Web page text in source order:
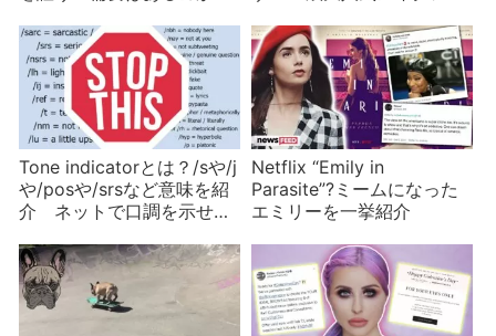
これまでの苦労は？
Tone indicatorとは？/sや/j
や/posや/srsなど意味を紹
介 ネットで口調を示せる
行か
Netflix “Emily in
Parasite”?ミームになった
エミリーを一挙紹介